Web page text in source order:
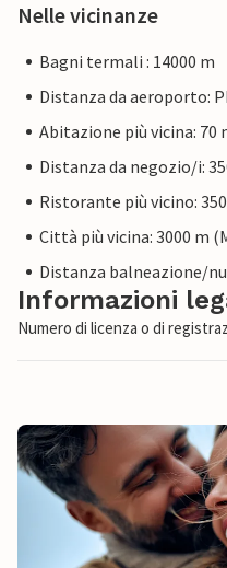
Nelle vicinanze
Bagni termali : 14000 m
Distanza da aeroporto:
Abitazione più vicina: 70
Distanza da negozio/i:
Ristorante più vicino:
Città più vicina: 3000 m
Distanza balneazione/
Informazioni
Numero di licenza o di